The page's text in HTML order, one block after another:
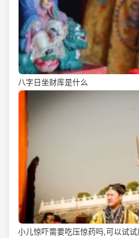
八字日坐财库是什么
小儿惊吓需要吃压惊药吗,可以试